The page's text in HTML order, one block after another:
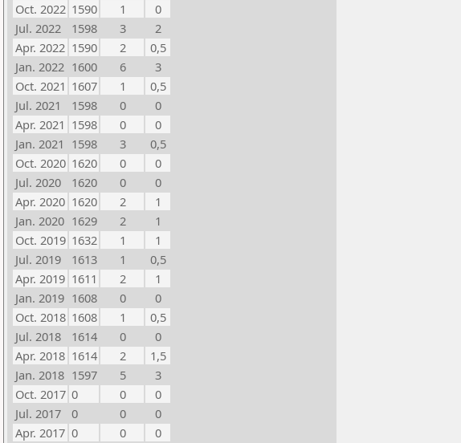
Oct. 2022 1590 1
0
Jul. 2022
1598 3
2
Apr. 2022 1590 2
0,5
Jan. 2022 1600 6
3
Oct. 2021 1607 1
0,5
Jul. 2021
1598 0
0
Apr. 2021 1598 0
0
Jan. 2021 1598 3
0,5
Oct. 2020 1620 0
0
Jul. 2020
1620 0
0
Apr. 2020 1620 2
1
Jan. 2020 1629 2
1
Oct. 2019 1632 1
1
Jul. 2019
1613 1
0,5
Apr. 2019 1611 2
1
Jan. 2019 1608 0
0
Oct. 2018 1608 1
0,5
Jul. 2018
1614 0
0
Apr. 2018 1614 2
1,5
Jan. 2018 1597 5
3
Oct. 2017 0 0
0
Jul. 2017
0 0
0
Apr. 2017 0 0
0